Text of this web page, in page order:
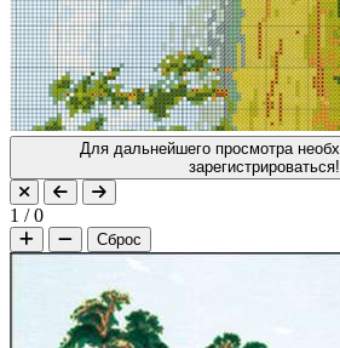
Для дальнейшего просмотра необходимо войти или
зарегистрироваться!
1 /0
Сброс